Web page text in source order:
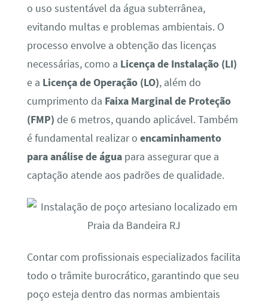
o uso sustentável da água subterrânea,
evitando multas e problemas ambientais. O
processo envolve a obtenção das licenças
necessárias, como a Licença de Instalação (LI)
e a Licença de Operação (LO), além do
cumprimento da Faixa Marginal de Proteção
(FMP) de 6 metros, quando aplicável. Também
é fundamental realizar o encaminhamento
para análise de águapara assegurar que a
captação atende aos padrões de qualidade.
Contar com profissionais especializados facilita
todo o trâmite burocrático, garantindo que seu
poço esteja dentro das normas ambientais